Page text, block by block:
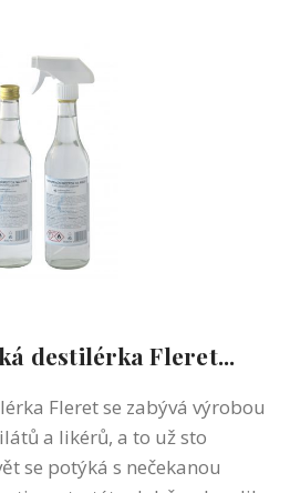
destilérka Fleret...
Fleret se zabývá výrobou
a likérů, a to už sto
se potýká s nečekanou